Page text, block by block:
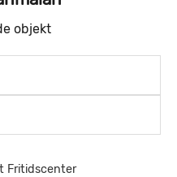
objekt
Fritidscenter